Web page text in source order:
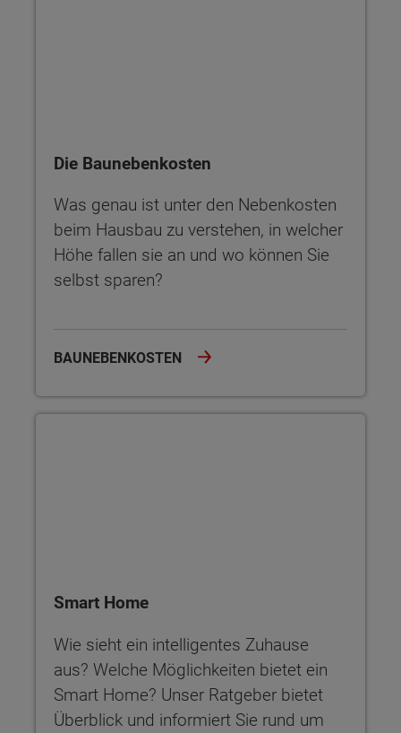
Die Baunebenkosten
Was genau ist unter den Nebenkosten
beim Hausbau zu verstehen, in welcher
Höhe fallen sie an und wo können Sie
selbst sparen?
BAUNEBENKOSTEN
Smart Home
Wie sieht ein intelligentes Zuhause
aus? Welche Möglichkeiten bietet ein
Smart Home? Unser Ratgeber bietet
Überblick und informiert Sie rund um